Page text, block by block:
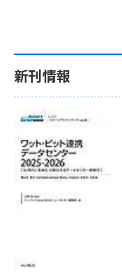
新刊情報
ワット・
時代に多
2025年11月